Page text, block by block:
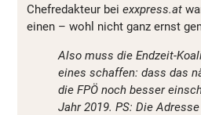
Chefredakteur bei exxpress.at
einen – wohl nicht ganz ernst
Also muss die Endzeit-
eines schaffen: dass das
die FPÖ noch besser
Jahr 2019. PS: Die Adresse